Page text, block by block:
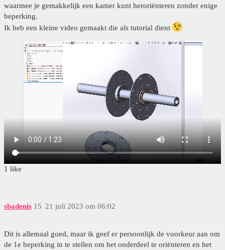
waarmee je gemakkelijk een kamer kunt heroriënteren zonder enige
beperking.
Ik heb een kleine video gemaakt die als tutorial dient
1 like
sbadenis 21 juli 2023 om 06:02
15
Dit is allemaal goed, maar ik geef er persoonlijk de voorkeur aan om
de 1e beperking in te stellen om het onderdeel te oriënteren en het